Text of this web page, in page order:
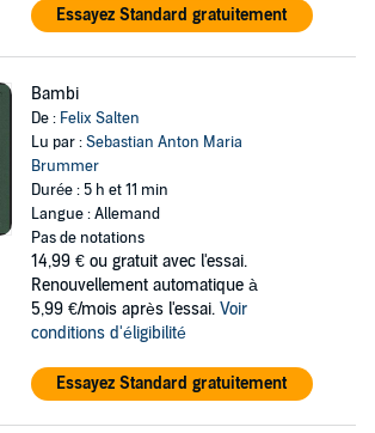
Essayez Standard gratuitement
Bambi
De : Felix Salten
Lu par :Sebastian Anton Maria
Brummer
Durée : 5 h et 11 min
Langue : Allemand
Pas de notations
14,99 € ou gratuit avec l'essai.
Renouvellement automatique à
5,99 €/mois après l'essai. Voir
conditions d'éligibilité
Essayez Standard gratuitement